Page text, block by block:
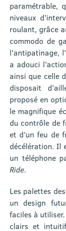
paramétrable,
niveaux
roulant, grâce
commodo de
l’antipatinage,
a adouci
ainsi que celle
disposait
proposé en
le magnifique
du contrôle de
et d’un feu de
décélération. Il
un téléphone
Ride.
Les palettes
un design
faciles à
clairs et